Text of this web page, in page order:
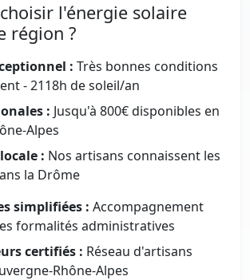
l'énergie solaire
région ?
: Très bonnes conditions
- 2118h de soleil/an
: Jusqu'à 800€ disponibles en
Alpes
: Nos artisans connaissent les
la Drôme
simplifiées : Accompagnement
formalités administratives
certifiés : Réseau d'artisans
Rhône-Alpes